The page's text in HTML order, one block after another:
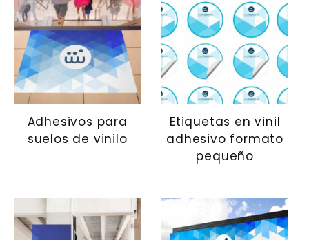
Adhesivos para
suelos de vinilo
Etiquetas en vinil
adhesivo formato
pequeño